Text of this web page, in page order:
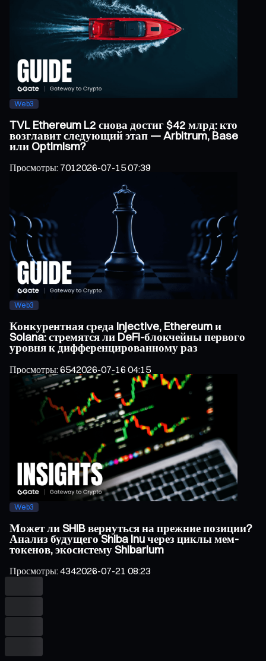
Web3
TVL Ethereum L2 снова достиг $42 млрд: кто
возглавит следующий этап — Arbitrum, Base
или Optimism?
Просмотры: 7012026-07-15 07:39
Web3
Конкурентная среда Injective, Ethereum и
Solana: стремятся ли DeFi-блокчейны первого
уровня к дифференцированному раз
Просмотры:6542026-07-16 04:15
Web3
Может ли SHIB вернуться на прежние позиции?
Анализ будущего Shiba Inu через циклы мем-
токенов, экосистему Shibarium
Просмотры:4342026-07-21 08:23